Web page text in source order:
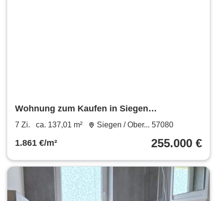
Wohnung zum Kaufen in Siegen
Oberschelden 255.000 € 137.01 m²
7 Zi. ca. 137,01 m² Siegen / Ober... 57080
1.861 €/m² 255.000 €